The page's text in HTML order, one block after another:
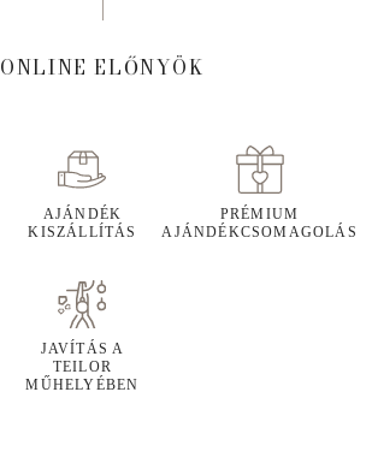
ONLINE ELŐNYÖK
AJÁNDÉK
KISZÁLLÍTÁS
PRÉMIUM
AJÁNDÉKCSOMAGOLÁS
JAVÍTÁS A
TEILOR
MŰHELYÉBEN